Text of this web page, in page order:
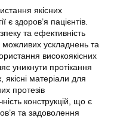
якісних
є здоров’я пацієнтів.
та ефективність
ускладнень та
високоякісних
уникнути протікання
якісні матеріали для
протезів
конструкцій, що є
та задоволення